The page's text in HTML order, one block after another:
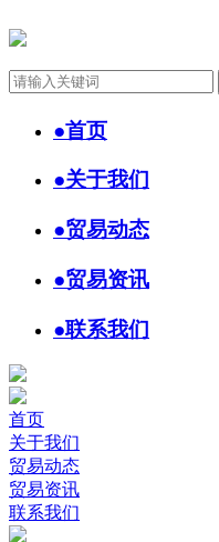
●首页
●关于我们
●贸易动态
●贸易资讯
●联系我们
首页
关于我们
贸易动态
贸易资讯
联系我们